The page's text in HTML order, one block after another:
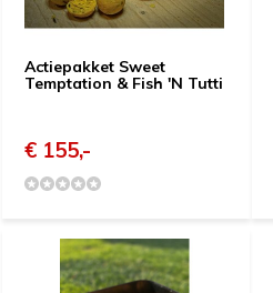
Actiepakket Sweet
Temptation & Fish 'N Tutti
€ 155,-